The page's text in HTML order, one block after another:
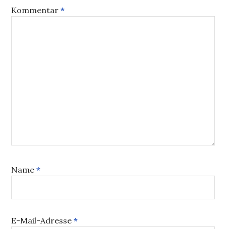
Kommentar*
Name*
E-Mail-Adresse*